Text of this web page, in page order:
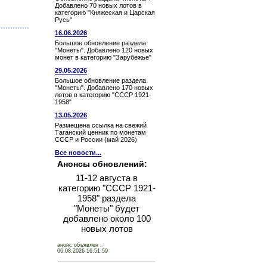
Добавлено 70 новых лотов в
категорию "Княжеская и Царская
Русь"
16.06.2026
Большое обновление раздела
"Монеты". Добавлено 120 новых
монет в категорию "Зарубежье"
29.05.2026
Большое обновление раздела
"Монеты". Добавлено 170 новых
лотов в категорию "СССР 1921-
1958"
13.05.2026
Размещена ссылка на свежий
Таганский ценник по монетам
СССР и России (май 2026)
Все новости...
Анонсы обновлений:
11-12 августа в
категорию "СССР 1921-
1958" раздела
"Монеты" будет
добавлено около 100
новых лотов
анонс объявлен :
06.08.2026 16:51:59